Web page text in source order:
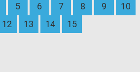
5 6 7 8 9
10
12 13 14 15